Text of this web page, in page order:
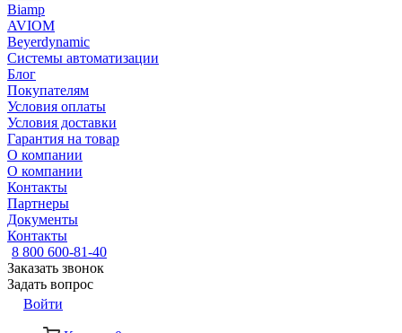
Biamp
AVIOM
Beyerdynamic
Системы автоматизации
Блог
Покупателям
Условия оплаты
Условия доставки
Гарантия на товар
О компании
О компании
Контакты
Партнеры
Документы
Контакты
8 800 600-81-40
Заказать звонок
Задать вопрос
Войти